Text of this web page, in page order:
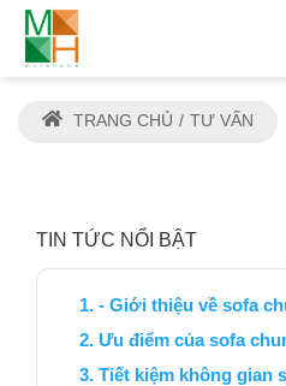
TRANG CHỦ TƯ VẤN
TIN TỨC NỔI BẬT
- Giới thiệu về sofa
Ưu điểm của sofa
Tiết kiệm không gian